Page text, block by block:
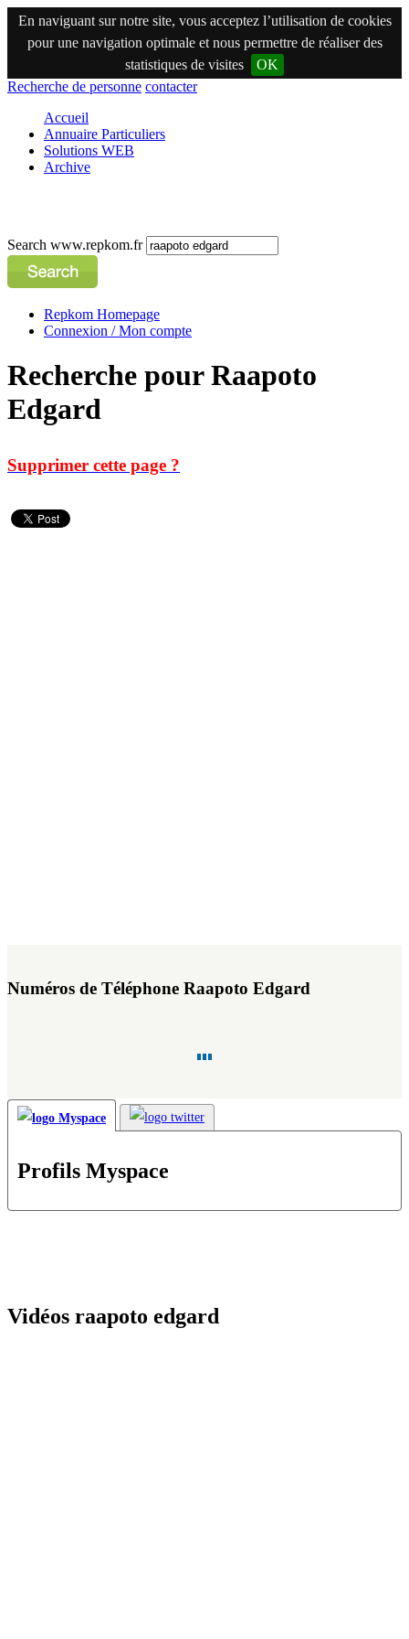
En naviguant sur notre site, vous acceptez l’utilisation de cookies
pour une navigation optimale et nous permettre de réaliser des
statistiques de visites
OK
Recherche de personne contacter
Accueil
Annuaire Particuliers
Solutions WEB
Archive
Search www.repkom.fr
Repkom Homepage
Connexion / Mon compte
Recherche pour Raapoto
Edgard
Supprimer cette page ?
Numéros de Téléphone Raapoto Edgard
Profils Myspace
Vidéos raapoto edgard